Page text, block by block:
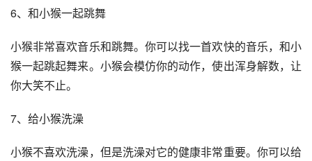
6、和小猴一起跳舞
小猴非常喜欢音乐和跳舞。你可以找一首欢快的音乐，和小
猴一起跳起舞来。小猴会模仿你的动作，使出浑身解数，让
你大笑不止。
7、给小猴洗澡
小猴不喜欢洗澡，但是洗澡对它的健康非常重要。你可以给